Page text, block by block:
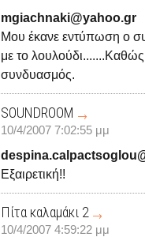
mgiachnaki@yahoo.gr
Μου έκανε εντύπωση ο
με το
συνδυασμός.
SOUNDROOM
10/4/2007 7:02:55 μμ
Εξαιρετική!!
Πίτα καλαμάκι 2
10/4/2007 4:59:22 μμ